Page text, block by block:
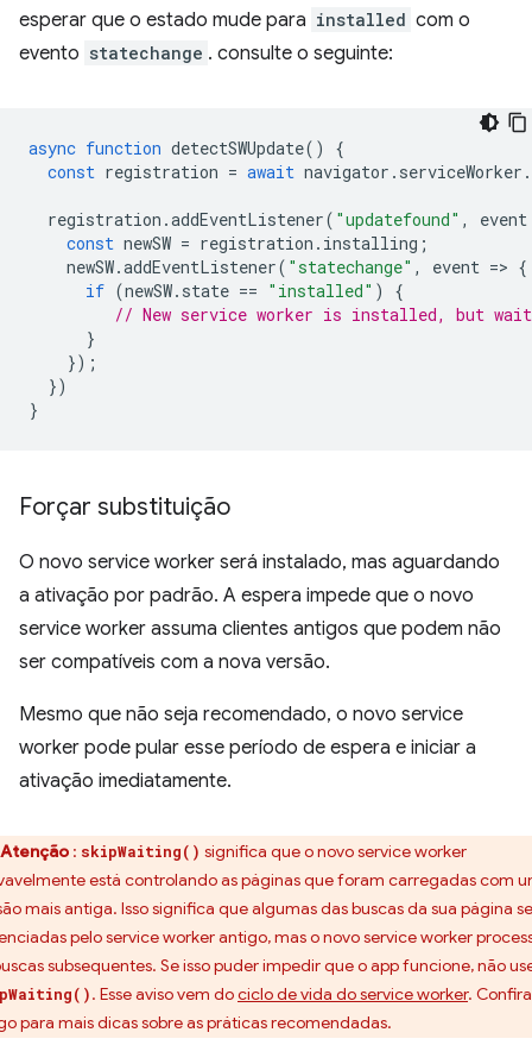
esperar que o estado mude para installed com o
evento statechange . consulte o seguinte:
async function detectSWUpdate()
{
const registration = await navigator . serviceWorker .
registration .addEventListener( "updatefound" ,
event
const newSW = registration . installing ;
newSW.addEventListener( "statechange" , event => {
if (newSW. state == "installed" )
{
// New service worker is installed, but
}
});
})
}
Forçar substituição
O novo service worker será instalado, mas aguardando
a ativação por padrão. A espera impede que o novo
service worker assuma clientes antigos que podem não
ser compatíveis com a nova versão.
Mesmo que não seja recomendado, o novo service
worker pode pular esse período de espera e iniciar a
ativação imediatamente.
Atenção : skipWaiting() significa que o novo service worker
está controlando as páginas que foram carregadas com
mais antiga. Isso significa que algumas das buscas da sua página
pelo service worker antigo, mas o novo service worker
subsequentes. Se isso puder impedir que o app funcione, não
. Esse aviso vem dociclo de vida do service worker.
para mais dicas sobre as práticas recomendadas.